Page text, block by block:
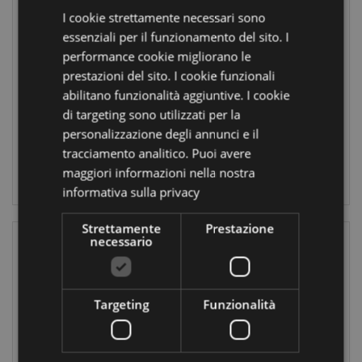
Colla Stick - Tigre
e Panda - Animali
Dolci Selvatici
ADORAMALS
STA376
2184
disponibile
LOGIN
Colla Stick -
Banda Natalizia
XSTA407
1392
disponibile
IN SALDO
I cookie strettamente necessari sono
essenziali per il funzionamento del sito. I
performance cookie migliorano le
prestazioni del sito. I cookie funzionali
abilitano funzionalità aggiuntive. I cookie
di targeting sono utilizzati per la
personalizzazione degli annunci e il
tracciamento analitico. Puoi avere
maggiori informazioni nella nostra
informativa sulla privacy
Strettamente
necessario
Prestazione
Targeting Funzionalità